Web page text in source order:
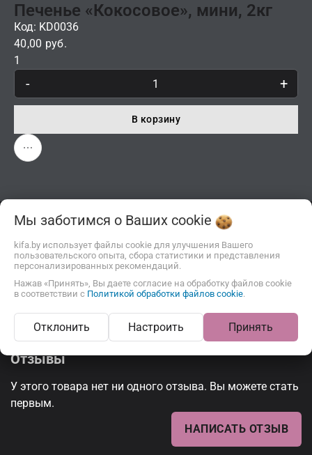
Печенье «Кокосовое», мини, 2кг
Код: KD0036
40,00 руб.
1
- +
В корзину
Описание
Печенье из заварного теста с начинкой
Отзывы
У этого товара нет ни одного отзыва. Вы можете стать
первым.
НАПИСАТЬ ОТЗЫВ
Мы заботимся о Ваших cookie
kifa.by использует файлы cookie для улучшения Вашего
пользовательского опыта, сбора статистики и представления
персонализированных рекомендаций.
Нажав «Принять», Вы даете согласие на обработку файлов cookie
в соответствии с Политикой обработки файлов cookie.
Отклонить Настроить Принять